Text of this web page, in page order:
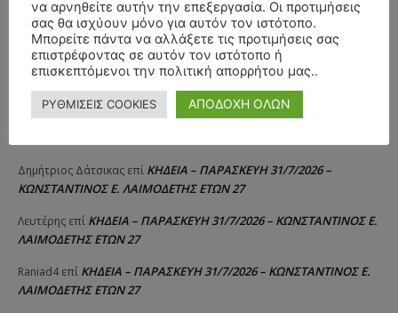
Θεόδωρος Νάκοςεπί ΚΗΔΕΙΑ – ΔΕΥΤΕΡΑ 3/8/2026 – ΔΗΜΗΤΡΙΟΣ Σ.
ΤΣΙΛΙΚΗΣ ΕΤΩΝ 79
ΠΑΝΑΓΙΩΤΗΣ IΩΑΚΕΙΜΙΔΗΣεπίΚΗΔΕΙΑ – ΔΕΥΤΕΡΑ 3/8/2026 –
ΣΠΥΡΙΔΟΥΛΑ Γ. ΣΕΪΤΑΝΙΔΟΥ ΕΤΩΝ 91
Αγγελική ΘωμουεπίΚΗΔΕΙΑ – ΔΕΥΤΕΡΑ 3/8/2026 – ΔΗΜΗΤΡΙΟΣ Σ.
Δημήτριος Δάτσικας επί ΚΗΔΕΙΑ – ΠΑΡΑΣΚΕΥΗ 31/7/2026 –
ΚΩΝΣΤΑΝΤΙΝΟΣ Ε. ΛΑΙΜΟΔΕΤΗΣ ΕΤΩΝ 27
Λευτέρης επί ΚΗΔΕΙΑ – ΠΑΡΑΣΚΕΥΗ 31/7/2026 – ΚΩΝΣΤΑΝΤΙΝΟΣ Ε.
ΛΑΙΜΟΔΕΤΗΣ ΕΤΩΝ 27
Raniad4 επί ΚΗΔΕΙΑ – ΠΑΡΑΣΚΕΥΗ 31/7/2026 – ΚΩΝΣΤΑΝΤΙΝΟΣ Ε.
ΛΑΙΜΟΔΕΤΗΣ ΕΤΩΝ 27
να αρνηθείτε αυτήν την επεξεργασία. Οι προτιμήσεις
σας θα ισχύουν μόνο για αυτόν τον ιστότοπο.
Μπορείτε πάντα να αλλάξετε τις προτιμήσεις σας
επιστρέφοντας σε αυτόν τον ιστότοπο ή
επισκεπτόμενοι την πολιτική απορρήτου μας..
ΡΥΘΜΙΣΕΙΣ COOKIES ΑΠΟΔΟΧΗ ΟΛΩΝ